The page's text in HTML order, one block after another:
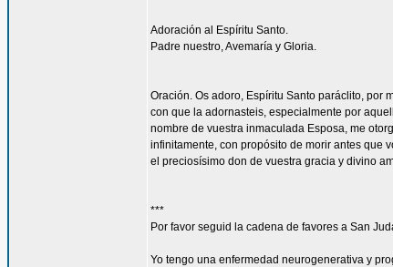
Adoración al Espíritu Santo.
Padre nuestro, Avemaría y Gloria.
Oración. Os adoro, Espíritu Santo paráclito, por
con que la adornasteis, especialmente por
nombre de vuestra inmaculada Esposa, me
infinitamente, con propósito de morir antes que
el preciosísimo don de vuestra gracia y divino
***
Por favor seguid la cadena de favores a San
Yo tengo una enfermedad neurogenerativa y